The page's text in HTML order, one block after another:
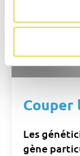
Couper
Les
gène